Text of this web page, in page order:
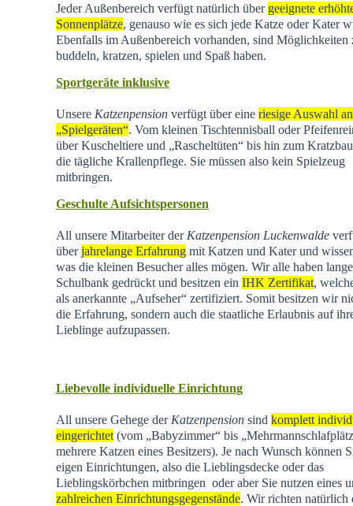
Jeder Außenbereich verfügt natürlich über geeignete
Sonnenplätze, genauso wie es sich jede Katze oder Kater
Ebenfalls im Außenbereich vorhanden, sind Möglichkeiten
buddeln, kratzen, spielen und Spaß haben.
Sportgeräte inklusive
Unsere Katzenpensionverfügt über eine riesige Auswahl an
„Spielgeräten“. Vom kleinen Tischtennisball oder
über Kuscheltiere und „Rascheltüten“ bis hin zum
die tägliche Krallenpflege. Sie müssen also kein Spielzeug
mitbringen.
Geschulte Aufsichtspersonen
All unsere Mitarbeiter der Katzenpension Luckenwalde
überjahrelange Erfahrungmit Katzen und Kater und
was die kleinen Besucher alles mögen. Wir alle haben
Schulbank gedrückt und besitzen ein IHK Zertifikat,
als anerkannte „Aufseher“ zertifiziert. Somit besitzen wir
die Erfahrung, sondern auch die staatliche Erlaubnis auf
Lieblinge aufzupassen.
Liebevolle individuelle Einrichtung
All unsere Gehege der Katzenpensionsind komplett
eingerichtet(vom „Babyzimmer“ bis
mehrere Katzen eines Besitzers). Je nach Wunsch können
eigen Einrichtungen, also die Lieblingsdecke oder das
Lieblingskörbchen mitbringen oder aber Sie nutzen eines
zahlreichen Einrichtungsgegenstände. Wir richten natürlich